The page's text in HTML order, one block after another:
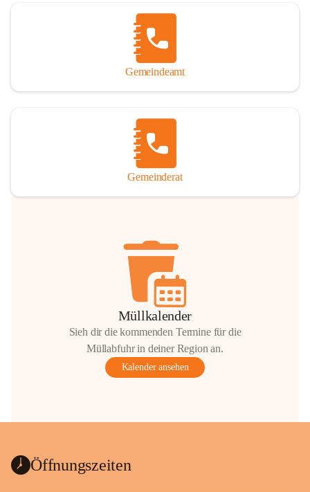
Gemeindeamt
Gemeinderat
Müllkalender
Sieh dir die kommenden Termine für die
Müllabfuhr in deiner Region an.
Kalender ansehen
Öffnungszeiten